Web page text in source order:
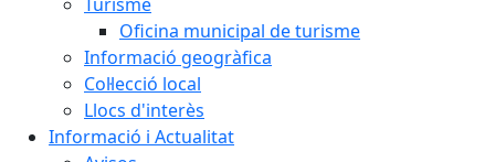
Oficina municipal de turisme
Informació geogràfica
Col·lecció local
Llocs d'interès
Informació i Actualitat